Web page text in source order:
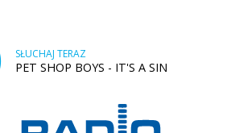
SŁUCHAJ TERAZ
PET SHOP BOYS - IT'S A SIN